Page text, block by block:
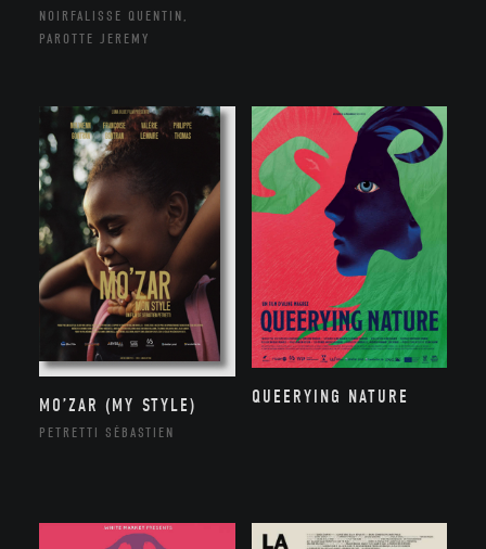
NOIRFALISSE QUENTIN,
PAROTTE JEREMY
MO’ZAR (MY STYLE)
PETRETTI SÉBASTIEN
QUEERYING NATURE